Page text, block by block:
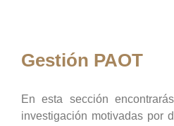
Gestión PAOT
En esta sección
investigación motivadas por